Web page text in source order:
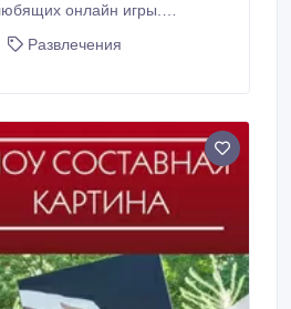
онлайн игры.
от мониторов. И
новую версию данной
Развлечения